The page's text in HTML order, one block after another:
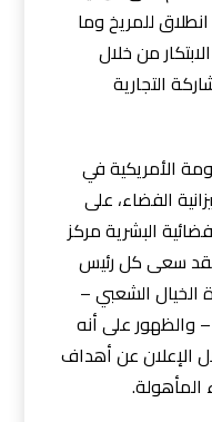
للمريخ وما
من خلال
التجارية
الأمريكية في
الفضاء، على
البشرية مركز
فقد سعى كل رئيس
الخيال الشعبي –
والظهور على أنه
الإعلان عن أهداف